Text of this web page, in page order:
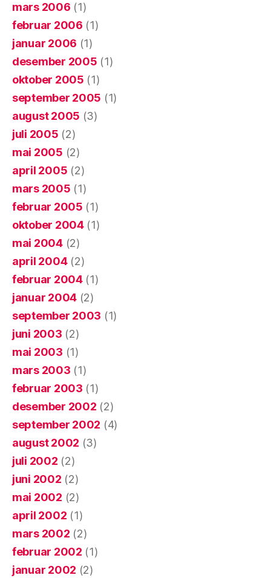
mars 2006 (1)
februar 2006 (1)
januar 2006 (1)
desember 2005 (1)
oktober 2005 (1)
september 2005 (1)
august 2005 (3)
juli 2005 (2)
mai 2005 (2)
april 2005 (2)
mars 2005 (1)
februar 2005 (1)
oktober 2004(1)
mai 2004(2)
april 2004(2)
februar 2004(1)
januar 2004 (2)
september 2003 (1)
juni 2003 (2)
mai 2003 (1)
mars 2003 (1)
februar 2003 (1)
desember 2002 (2)
september 2002 (4)
august 2002 (3)
juli 2002 (2)
juni 2002 (2)
mai 2002 (2)
april 2002 (1)
mars 2002 (2)
februar 2002 (1)
januar 2002 (2)